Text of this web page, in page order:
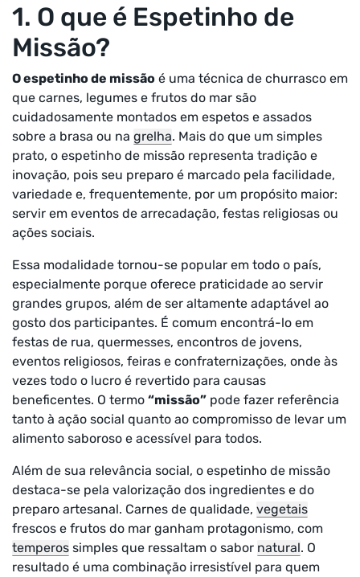
1. O que é Espetinho de
Missão?
Oespetinho de missão é uma técnica de churrasco em
que carnes, legumes e frutos do mar são
cuidadosamente montados em espetos e assados
sobre a brasa ou na grelha. Mais do que um simples
prato, o espetinho de missão representa tradição e
inovação, pois seu preparo é marcado pela facilidade,
variedade e, frequentemente, por um propósito maior:
servir em eventos de arrecadação, festas religiosas ou
ações sociais.
Essa modalidade tornou-se popular em todo o país,
especialmente porque oferece praticidade ao servir
grandes grupos, além de ser altamente adaptável ao
gosto dos participantes. É comum encontrá-lo em
festas de rua, quermesses, encontros de jovens,
eventos religiosos, feiras e confraternizações, onde às
vezes todo o lucro é revertido para causas
beneficentes. O termo “missão” pode fazer referência
tanto à ação social quanto ao compromisso de levar um
alimento saboroso e acessível para todos.
Além de sua relevância social, o espetinho de missão
destaca-se pela valorização dos ingredientes e do
preparo artesanal. Carnes de qualidade, vegetais
frescos e frutos do mar ganham protagonismo, com
temperos simples que ressaltam o sabor natural. O
resultado é uma combinação irresistível para quem